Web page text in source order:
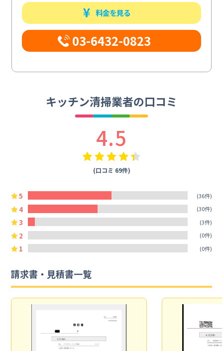
料金を見る
03-6432-0823
キッチン清掃業者の口コミ
4.5
(口コミ 69件)
5 (36件)
4 (30件)
3 (3件)
2 (0件)
1 (0件)
請求書・見積書一覧